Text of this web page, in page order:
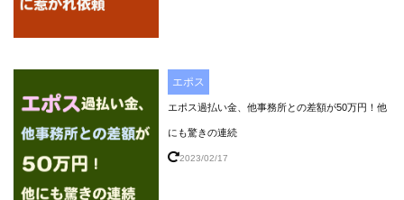
エポス
エポス過払い金、他事務所との差額が50万円！他
にも驚きの連続
2023/02/17